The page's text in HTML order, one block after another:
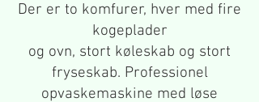
Der er to komfurer, hver med fire
kogeplader
og ovn, stort køleskab og stort
fryseskab. Professionel
opvaskemaskine med løse